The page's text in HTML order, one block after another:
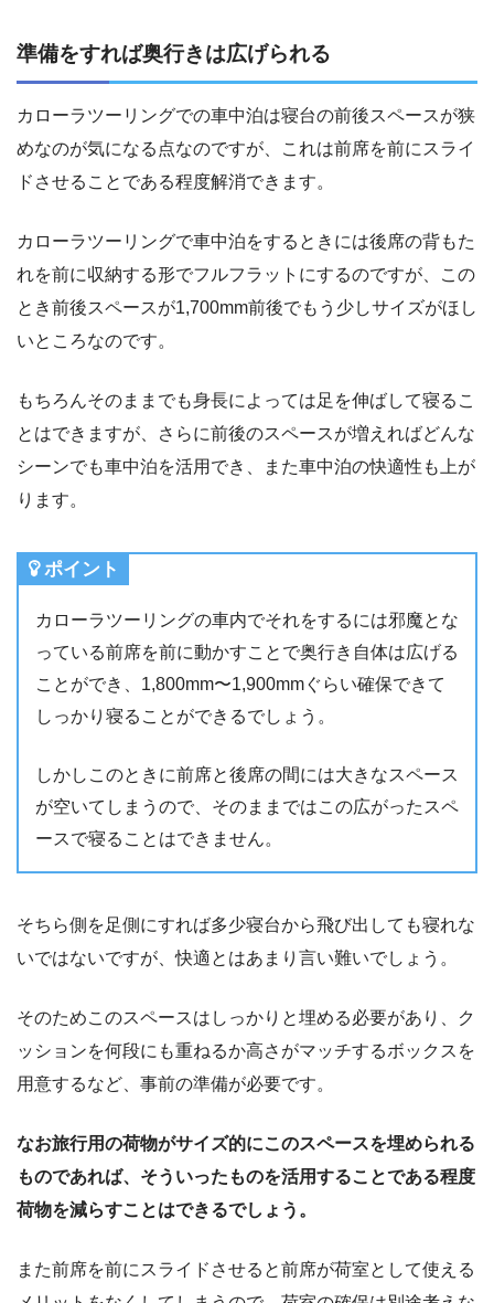
準備をすれば奥行きは広げられる
カローラツーリングでの車中泊は寝台の前後スペースが狭
めなのが気になる点なのですが、これは前席を前にスライ
ドさせることである程度解消できます。
カローラツーリングで車中泊をするときには後席の背もた
れを前に収納する形でフルフラットにするのですが、この
とき前後スペースが1,700mm前後でもう少しサイズがほし
いところなのです。
もちろんそのままでも身長によっては足を伸ばして寝るこ
とはできますが、さらに前後のスペースが増えればどんな
シーンでも車中泊を活用でき、また車中泊の快適性も上が
ります。
ポイント
カローラツーリングの車内でそれをするには邪魔とな
っている前席を前に動かすことで奥行き自体は広げる
ことができ、1,800mm〜1,900mmぐらい確保できて
しっかり寝ることができるでしょう。
しかしこのときに前席と後席の間には大きなスペース
が空いてしまうので、そのままではこの広がったスペ
ースで寝ることはできません。
そちら側を足側にすれば多少寝台から飛び出しても寝れな
いではないですが、快適とはあまり言い難いでしょう。
そのためこのスペースはしっかりと埋める必要があり、ク
ッションを何段にも重ねるか高さがマッチするボックスを
用意するなど、事前の準備が必要です。
なお旅行用の荷物がサイズ的にこのスペースを埋められる
ものであれば、そういったものを活用することである程度
荷物を減らすことはできるでしょう。
また前席を前にスライドさせると前席が荷室として使える